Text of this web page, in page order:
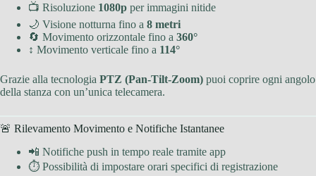
📺 Risoluzione 1080p per immagini nitide
🌙 Visione notturna fino a 8 metri
🔄 Movimento orizzontale fino a 360°
↕ Movimento verticale fino a 114°
Grazie alla tecnologia PTZ (Pan-Tilt-Zoom) puoi coprire ogni angolo
della stanza con un’unica telecamera.
🚨 Rilevamento Movimento e Notifiche Istantanee
📲 Notifiche push in tempo reale tramite app
⏱ Possibilità di impostare orari specifici di registrazione